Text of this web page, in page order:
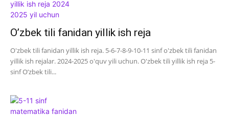
O’zbek tili fanidan yillik ish reja
O'zbek tili fanidan yillik ish reja. 5-6-7-8-9-10-11 sinf o'zbek tili fanidan
yillik ish rejalar. 2024-2025 o'quv yili uchun. O'zbek tili yillik ish reja 5-
sinf O’zbek tili...